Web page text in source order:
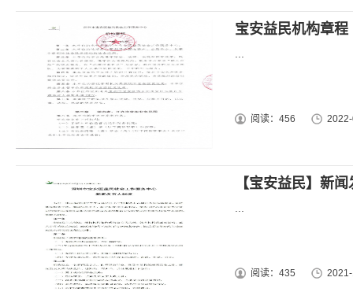
宝安益民机构章
阅读：456
【宝安益民】新
阅读：435